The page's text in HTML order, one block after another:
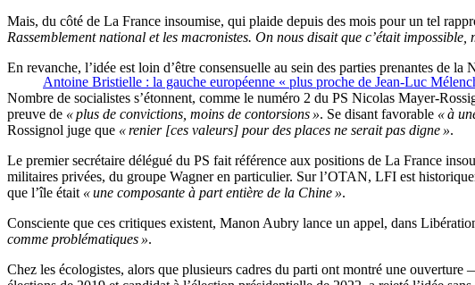
Mais, du côté de La France insoumise, qui plaide depuis des mois pour un tel
Rassemblement national et les macronistes. On nous disait que c’était impossible,
Antoine Bristielle : la gauche européenne « plus proche de Jean-Luc
En revanche, l’idée est loin d’être consensuelle au sein des parties prenantes de la
Nombre de socialistes s’étonnent, comme le numéro 2 du PS Nicolas Mayer-
preuve de « plus de convictions, moins de contorsions ». Se disant favorable « à
Rossignol juge que « renier [ces valeurs] pour des places ne serait pas digne ».
Le premier secrétaire délégué du PS fait référence aux positions de La France
militaires privées, du groupe Wagner en particulier. Sur l’OTAN, LFI est
que l’île était « une composante à part entière de la Chine ».
Consciente que ces critiques existent, Manon Aubry lance un appel, dans
comme problématiques ».
Chez les écologistes, alors que plusieurs cadres du parti ont montré une